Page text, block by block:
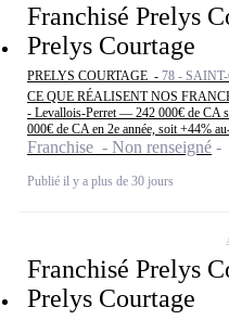
Franchisé Prelys
Prelys Courtage
PRELYS COURTAGE - 78 -
CE QUE RÉALISENT NOS
- Levallois-Perret — 242 000€ de CA
000€ de CA en 2e année, soit +44% au-
Franchise - Non renseigné
Publié il y a plus de 30 jours
Franchisé Prelys
Prelys Courtage